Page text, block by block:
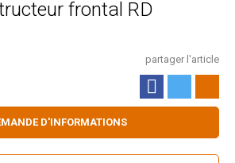
frontal RD
partager l'article
D'INFORMATIONS